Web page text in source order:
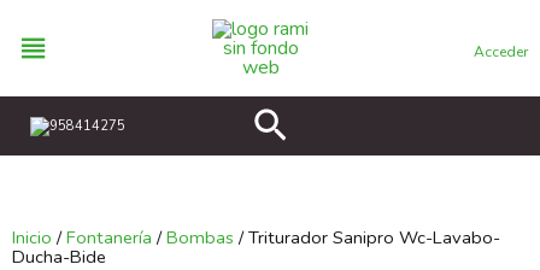
Acceder
958414275 Buscar
Inicio /Fontanería /Bombas / Triturador Sanipro Wc-Lavabo-
Ducha-Bide